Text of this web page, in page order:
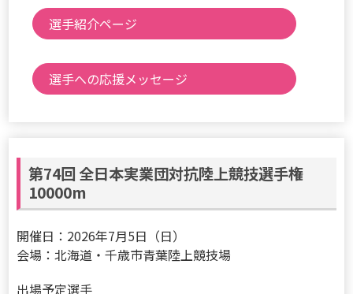
選手紹介ページ
選手への応援メッセージ
第74回 全日本実業団対抗陸上競技選手権
10000m
開催日：2026年7月5日（日）
会場：北海道・千歳市青葉陸上競技場
出場予定選手